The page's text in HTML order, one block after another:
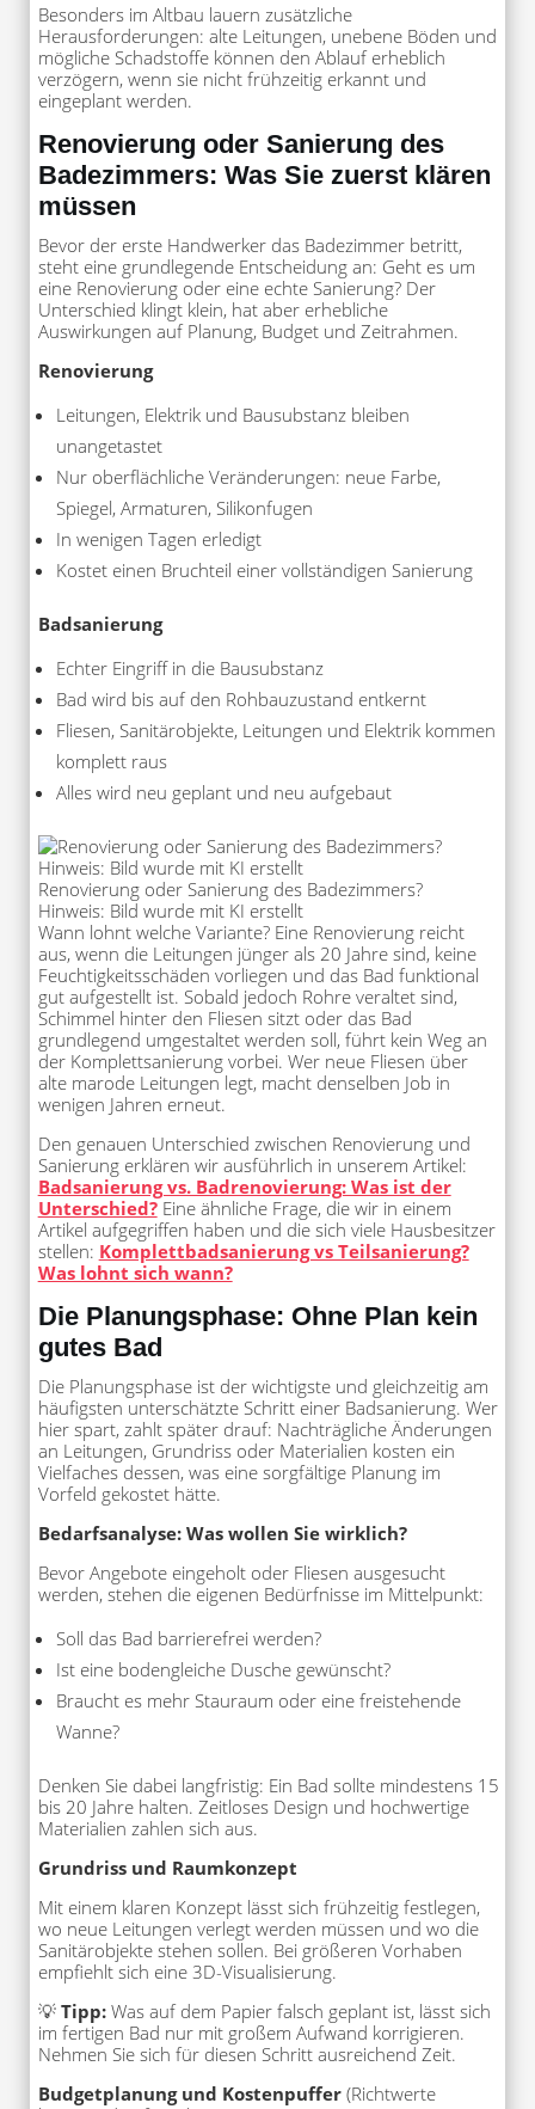
Besonders im Altbau lauern zusätzliche
Herausforderungen: alte Leitungen, unebene Böden und
mögliche Schadstoffe können den Ablauf erheblich
verzögern, wenn sie nicht frühzeitig erkannt und
eingeplant werden.
Renovierung oder Sanierung des
Badezimmers: Was Sie zuerst klären
müssen
Bevor der erste Handwerker das Badezimmer betritt,
steht eine grundlegende Entscheidung an: Geht es um
eine Renovierung oder eine echte Sanierung? Der
Unterschied klingt klein, hat aber erhebliche
Auswirkungen auf Planung, Budget und Zeitrahmen.
Renovierung
Leitungen, Elektrik und Bausubstanz bleiben
unangetastet
Nur oberflächliche Veränderungen: neue Farbe,
Spiegel, Armaturen, Silikonfugen
In wenigen Tagen erledigt
Kostet einen Bruchteil einer vollständigen Sanierung
Badsanierung
Echter Eingriff in die Bausubstanz
Bad wird bis auf den Rohbauzustand entkernt
Fliesen, Sanitärobjekte, Leitungen und Elektrik kommen
komplett raus
Alles wird neu geplant und neu aufgebaut
Renovierung oder Sanierung des Badezimmers?
Hinweis: Bild wurde mit KI erstellt
Wann lohnt welche Variante? Eine Renovierung reicht
aus, wenn die Leitungen jünger als 20 Jahre sind, keine
Feuchtigkeitsschäden vorliegen und das Bad funktional
gut aufgestellt ist. Sobald jedoch Rohre veraltet sind,
Schimmel hinter den Fliesen sitzt oder das Bad
grundlegend umgestaltet werden soll, führt kein Weg an
der Komplettsanierung vorbei. Wer neue Fliesen über
alte marode Leitungen legt, macht denselben Job in
wenigen Jahren erneut.
Den genauen Unterschied zwischen Renovierung und
Sanierung erklären wir ausführlich in unserem Artikel:
Badsanierung vs. Badrenovierung: Was ist der
Unterschied?Eine ähnliche Frage, die wir in einem
Artikel aufgegriffen haben und die sich viele Hausbesitzer
stellen: Komplettbadsanierung vs Teilsanierung?
Was lohnt sich wann?
Die Planungsphase: Ohne Plan kein
gutes Bad
Die Planungsphase ist der wichtigste und gleichzeitig am
häufigsten unterschätzte Schritt einer Badsanierung. Wer
hier spart, zahlt später drauf: Nachträgliche Änderungen
an Leitungen, Grundriss oder Materialien kosten ein
Vielfaches dessen, was eine sorgfältige Planung im
Vorfeld gekostet hätte.
Bedarfsanalyse: Was wollen Sie wirklich?
Bevor Angebote eingeholt oder Fliesen ausgesucht
werden, stehen die eigenen Bedürfnisse im Mittelpunkt:
Soll das Bad barrierefrei werden?
Ist eine bodengleiche Dusche gewünscht?
Braucht es mehr Stauraum oder eine freistehende
Wanne?
Denken Sie dabei langfristig: Ein Bad sollte mindestens 15
bis 20 Jahre halten. Zeitloses Design und hochwertige
Materialien zahlen sich aus.
Grundriss und Raumkonzept
Mit einem klaren Konzept lässt sich frühzeitig festlegen,
wo neue Leitungen verlegt werden müssen und wo die
Sanitärobjekte stehen sollen. Bei größeren Vorhaben
empfiehlt sich eine 3D-Visualisierung.
💡 Tipp:Was auf dem Papier falsch geplant ist, lässt sich
im fertigen Bad nur mit großem Aufwand korrigieren.
Nehmen Sie sich für diesen Schritt ausreichend Zeit.
Budgetplanung und Kostenpuffer(Richtwerte